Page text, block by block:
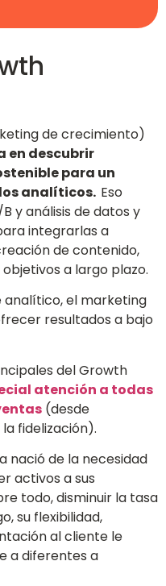
de crecimiento)
en descubrir
para un
analíticos. Eso
y análisis de datos y
integrarlas a
de contenido,
a largo plazo.
analítico, el marketing
resultados a bajo
del Growth
atención a todas
(desde
fidelización).
nació de la necesidad
activos a sus
todo, disminuir la tasa
su flexibilidad,
al cliente le
a diferentes a